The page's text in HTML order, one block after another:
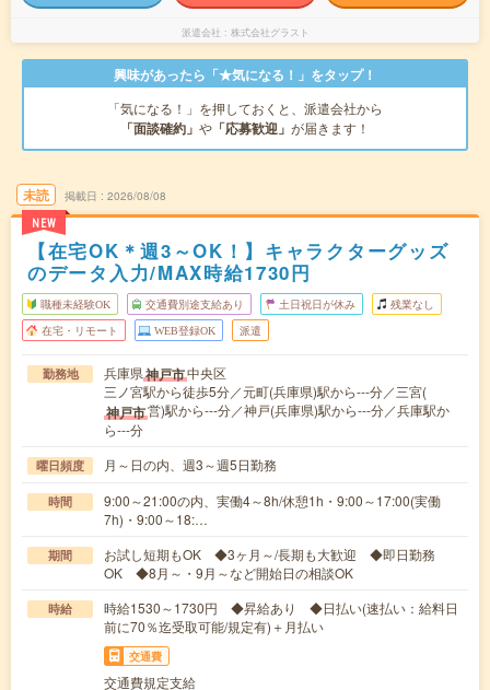
派遣会社 株式会社グラスト
興味があったら「★気になる！」をタップ！
「気になる！」を押しておくと、派遣会社から
「面談確約」 や 「応募歓迎」 が届きます！
未読
NEW
掲載日 2026/08/08
【在宅OK＊週3～OK！】キャラクターグッズ
のデータ入力/MAX時給1730円
職種未経験OK 交通費別途支給あり 土日祝日が休み 残業なし
在宅・リモート WEB登録OK 派遣
勤務地 兵庫県神戸市中央区
三ノ宮駅から徒歩5分／元町(兵庫県)駅から---分／三宮(
神戸市営)駅から---分／神戸(兵庫県)駅から---分／兵庫駅か
ら---分
曜日頻度 月～日の内、週3～週5日勤務
時間
9:00～21:00の内、実働4～8h/休憩1h・9:00～17:00(実働
7h)・9:00～18:…
期間
お試し短期もOK ◆3ヶ月～/長期も大歓迎 ◆即日勤務
OK ◆8月～・9月～など開始日の相談OK
時給
時給1530～1730円 ◆昇給あり ◆日払い(速払い：給料日
前に70％迄受取可能/規定有)＋月払い
交通費
交通費規定支給